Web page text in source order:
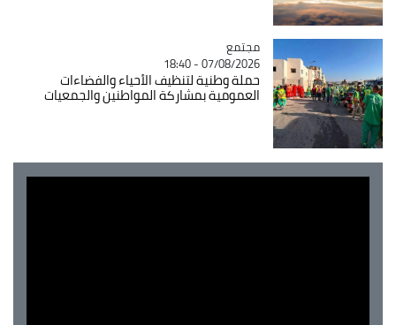
Catégorie
مجتمع
07/08/2026 - 18:40
حملة وطنية لتنظيف الأحياء والفضاءات
العمومية بمشاركة المواطنين والجمعيات